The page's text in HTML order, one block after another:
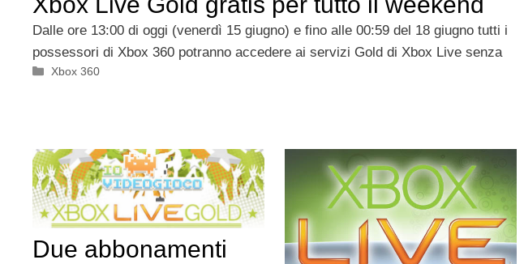
Dalle ore 13:00 di oggi (venerdì 15 giugno) e fino alle 00:59 del 18 giugno tutti i
possessori di Xbox 360 potranno accedere ai servizi Gold di Xbox Live senza
Categorie
Xbox 360
Due abbonamenti